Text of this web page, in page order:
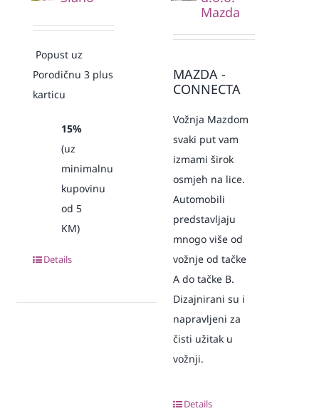
Popust uz
Porodičnu 3 plus
karticu
15%
(uz
minimalnu
kupovinu
od 5
KM)
Details
Mazda
MAZDA -
CONNECTA
Vožnja Mazdom
svaki put vam
izmami širok
osmjeh na lice.
Automobili
predstavljaju
mnogo više od
vožnje od tačke
A do tačke B.
Dizajnirani su i
napravljeni za
čisti užitak u
vožnji.
Details